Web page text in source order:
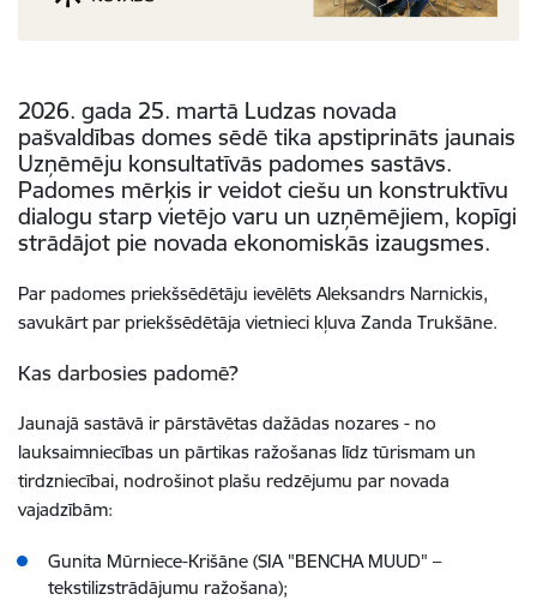
2026. gada 25. martā Ludzas novada
pašvaldības domes sēdē tika apstiprināts jaunais
Uzņēmēju konsultatīvās padomes sastāvs.
Padomes mērķis ir veidot ciešu un konstruktīvu
dialogu starp vietējo varu un uzņēmējiem, kopīgi
strādājot pie novada ekonomiskās izaugsmes.
Par padomes priekšsēdētāju ievēlēts Aleksandrs Narnickis,
savukārt par priekšsēdētāja vietnieci kļuva Zanda Trukšāne.
Kas darbosies padomē?
Jaunajā sastāvā ir pārstāvētas dažādas nozares - no
lauksaimniecības un pārtikas ražošanas līdz tūrismam un
tirdzniecībai, nodrošinot plašu redzējumu par novada
vajadzībām:
Gunita Mūrniece-Krišāne (SIA "BENCHA MUUD" –
tekstilizstrādājumu ražošana);